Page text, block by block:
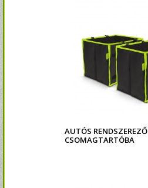
AUTÓS RENDSZEREZŐ
CSOMAGTARTÓBA